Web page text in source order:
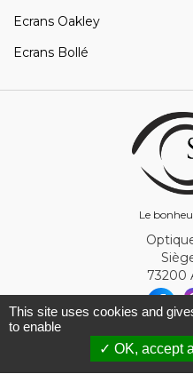
Le
Ecrans Oakley
Ecrans Bollé
73200
© Optique Sergent
This site uses cookies and
to enable
✓ OK, accept all